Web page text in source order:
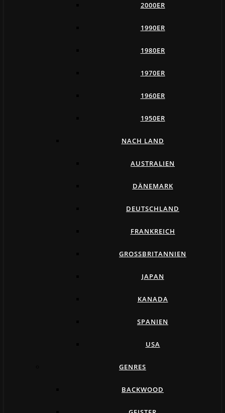
2000ER
1990ER
1980ER
1970ER
1960ER
1950ER
NACH LAND
AUSTRALIEN
DÄNEMARK
DEUTSCHLAND
FRANKREICH
GROSSBRITANNIEN
JAPAN
KANADA
SPANIEN
USA
GENRES
BACKWOOD